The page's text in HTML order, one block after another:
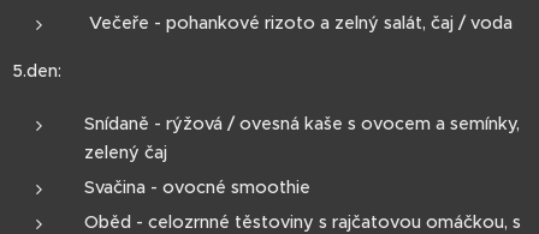
Večeře - pohankové rizoto a zelný salát, čaj / voda
5.den:
Snídaně - rýžová / ovesná kaše s ovocem a semínky,
zelený čaj
Svačina - ovocné smoothie
Oběd - celozrnné těstoviny s rajčatovou omáčkou, s